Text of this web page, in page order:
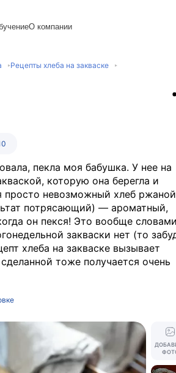
Пирожки
Торты рецепты
Новый год
О компании
Ассортимент
Рецепты хлеба на закваске
пекла моя бабушка. У нее на
которую она берегла и
просто невозможный хлеб ржаной
потрясающий) — ароматный,
он пекся! Это вообще словами
закваски нет (то
хлеба на закваске вызывает
тоже получается очень